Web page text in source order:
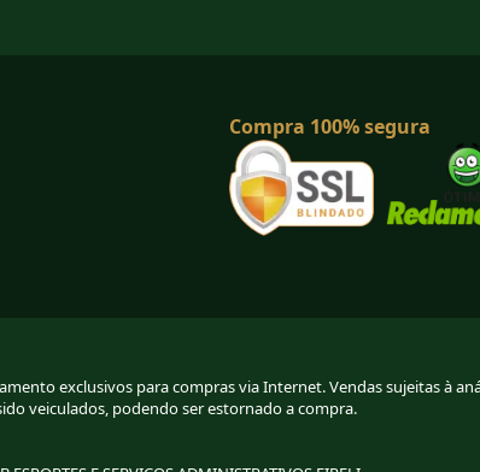
Compra 100% segura
exclusivos para compras via Internet. Vendas sujeitas à
veiculados, podendo ser estornado a compra.